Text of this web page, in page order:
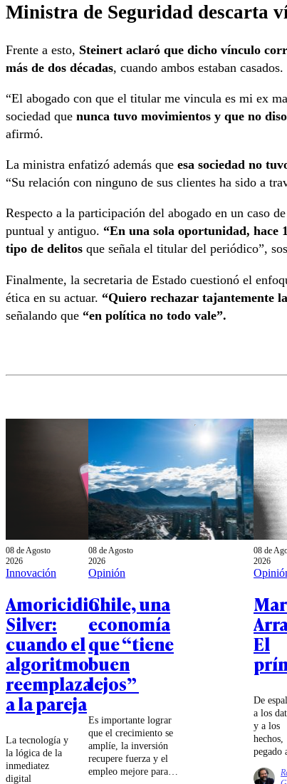
Ministra de Seguridad descarta
Frente a esto, Steinert aclaró que dicho vínculo
más de dos décadas, cuando ambos estaban casados.
“El abogado con que el titular me vincula es mi ex
sociedad que nunca tuvo movimientos y que no
afirmó.
La ministra enfatizó además que esa sociedad no
“Su relación con ninguno de sus clientes ha sido a
Respecto a la participación del abogado en un caso
puntual y antiguo. “En una sola oportunidad, hace
tipo de delitos que señala el titular del periódico”,
Finalmente, la secretaria de Estado cuestionó el
ética en su actuar. “Quiero rechazar tajantemente
señalando que “en política no todo vale”.
08 de Agosto
2026
Innovación
Amoricidio
Silver:
cuando el
algoritmo
reemplaza
a la pareja
La tecnología y
la lógica de la
inmediatez
digital
08 de Agosto
2026
Opinión
Chile, una
economía
que “tiene
buen
lejos”
Es importante lograr
que el crecimiento se
amplíe, la inversión
recupere fuerza y el
empleo mejore para
08 de
2026
El
De
a los
y a los
hechos,
pegado
Chile